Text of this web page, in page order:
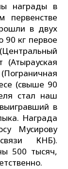
награды в
первенстве
в двух
90 кг первое
(свыше 90
стал наш
в
Награда
Мусирову
КНБ).
500 тысяч,